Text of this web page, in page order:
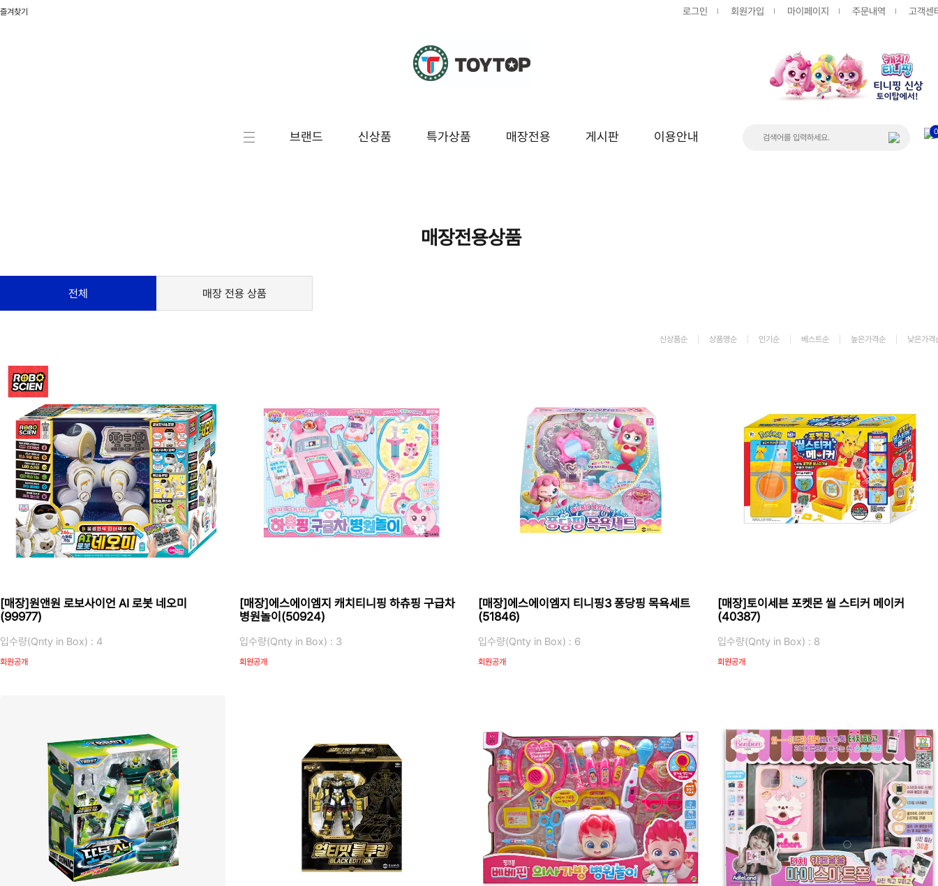
로그인 회원가입 마이페이지 주문내역 고객센
즐겨찾기
브랜드 신상품 특가상품 매장전용 게시판 이용안내 0
승용완구
잡화
가격 변동
매장전용상품
전체 매장 전용 상품
신상품순 상품명순 인기순 베스트순 높은가격순 낮은가격
[매장]원앤원 로보사이언 AI 로봇 네오미
(99977)
입수량(Qnty in Box) : 4
회원공개
[매장]에스에이엠지 캐치티니핑 하츄핑 구급차
병원놀이(50924)
입수량(Qnty in Box) : 3
회원공개
[매장]에스에이엠지 티니핑3 퐁당핑 목욕세트
(51846)
입수량(Qnty in Box) : 6
회원공개
[매장]토이세븐 포켓몬 씰 스티커 메이커
(40387)
입수량(Qnty in Box) : 8
회원공개